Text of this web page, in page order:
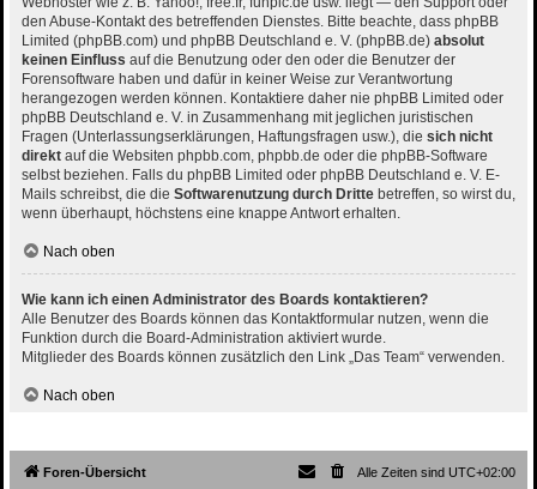
den Abuse-Kontakt des betreffenden Dienstes. Bitte beachte, dass phpBB
Limited (phpBB.com) und phpBB Deutschland e. V. (phpBB.de) absolut
keinen Einfluss auf die Benutzung oder den oder die Benutzer der
Forensoftware haben und dafür in keiner Weise zur Verantwortung
herangezogen werden können. Kontaktiere daher nie phpBB Limited oder
phpBB Deutschland e. V. in Zusammenhang mit jeglichen juristischen
Fragen (Unterlassungserklärungen, Haftungsfragen usw.), die sich nicht
direkt auf die Websiten phpbb.com, phpbb.de oder die phpBB-Software
selbst beziehen. Falls du phpBB Limited oder phpBB Deutschland e. V. E-
Mails schreibst, die die Softwarenutzung durch Dritte betreffen, so wirst du,
wenn überhaupt, höchstens eine knappe Antwort erhalten.
Nach oben
Wie kann ich einen Administrator des Boards kontaktieren?
Alle Benutzer des Boards können das Kontaktformular nutzen, wenn die
Funktion durch die Board-Administration aktiviert wurde.
Mitglieder des Boards können zusätzlich den Link „Das Team“ verwenden.
Nach oben
Foren-Übersicht Alle Zeiten sind UTC+02:00